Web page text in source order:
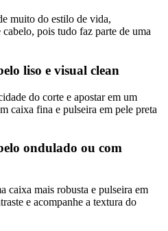
muito do estilo de vida,
pois tudo faz parte de uma
liso e visual clean
do corte e apostar em um
caixa fina e pulseira em pele preta
ondulado ou com
caixa mais robusta e pulseira em
e acompanhe a textura do